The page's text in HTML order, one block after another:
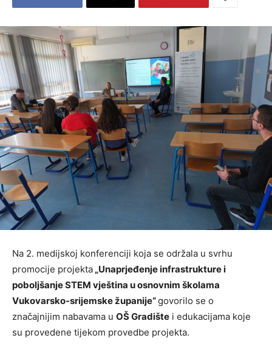
Na 2. medijskoj konferenciji koja se održala u svrhu
promocije projekta „Unaprjeđenje infrastrukture i
poboljšanje STEM vještina u osnovnim školama
Vukovarsko-srijemske županije“govorilo se o
značajnijim nabavama u OŠ Gradište i edukacijama koje
su provedene tijekom provedbe projekta.